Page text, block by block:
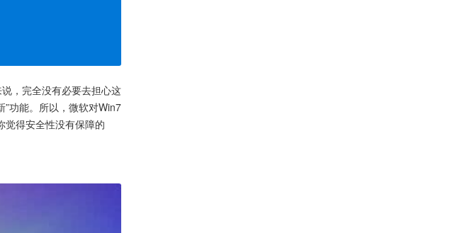
，完全没有必要去担心这
功能。所以，微软对Win7
觉得安全性没有保障的